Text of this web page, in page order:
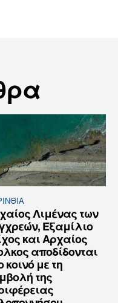
Λιμένας των
Εξαμίλιο
και Aρχαίος
αποδίδονται
κοινό με τη
της